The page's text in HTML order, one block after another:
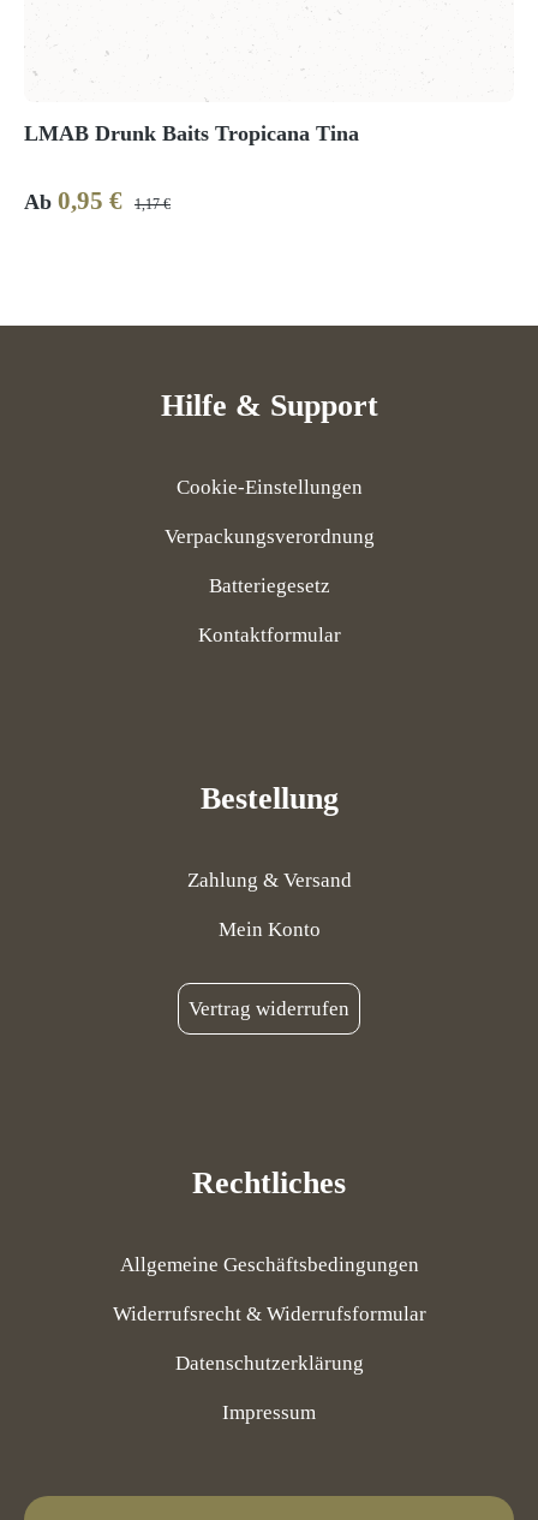
LMAB Drunk Baits Tropicana Tina
Verkaufspreis:
Ab 0,95 € Regulärer Preis:
1,17 €
Hilfe & Support
Cookie-Einstellungen
Verpackungsverordnung
Batteriegesetz
Kontaktformular
Bestellung
Zahlung & Versand
Mein Konto
Vertrag widerrufen
Rechtliches
Allgemeine Geschäftsbedingungen
Widerrufsrecht & Widerrufsformular
Datenschutzerklärung
Impressum